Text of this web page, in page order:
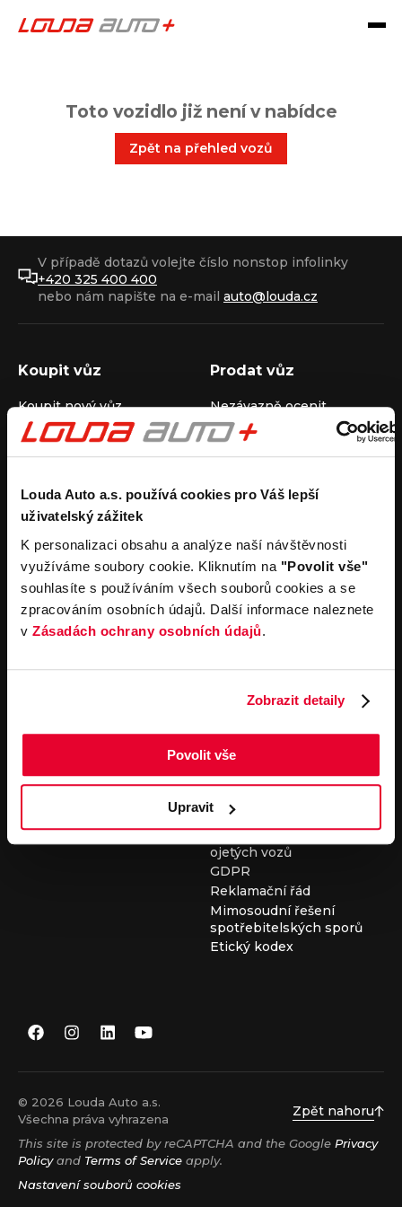
Louda Auto a.s. používá cookies pro Váš lepší
uživatelský zážitek
K personalizaci obsahu a analýze naší návštěvnosti
využíváme soubory cookie. Kliknutím na "Povolit vše"
souhlasíte s používáním všech souborů cookies a se
zpracováním osobních údajů. Další informace naleznete
v Zásadách ochrany osobních údajů.
Zobrazit detaily
Povolit vše
Upravit
Toto vozidlo již není v nabídce
Zpět na přehled vozů
V případě dotazů volejte číslo nonstop infolinky
+420 325 400 400
nebo nám napište na e-mail auto@louda.cz
Koupit vůz
Koupit nový vůz
Koupit ojetý vůz
Koupit užitkový vůz
Prodat vůz
Nezávazně ocenit
Průběh výkupu vozu
Pronájem
Carsharing
Autopůjčovna
Operativní leasing
Společnost
Louda Auto+ Poděbrady
Obytné vozy
Novinky
Kariéra
Servisní služby
Servis
Důležité odkazy
Cookies
Všeobecné obchodní
podmínky pro online
vozidel
Všeobecné obchodní
podmínky pro provádění
servisních prací
Všeobecné obchodní
podmínky při nákupu
ojetých vozů
GDPR
Reklamační řád
Mimosoudní řešení
spotřebitelských sporů
Etický kodex
© 2026 Louda Auto a.s.
Všechna práva vyhrazena
Zpět nahoru
This site is protected by reCAPTCHA and the Google Privacy
Policyand Terms of Service apply.
Nastavení souborů cookies